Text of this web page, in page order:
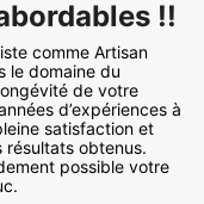
!!
comme Artisan
le domaine du
de votre
d’expériences à
satisfaction et
résultats obtenus.
possible votre